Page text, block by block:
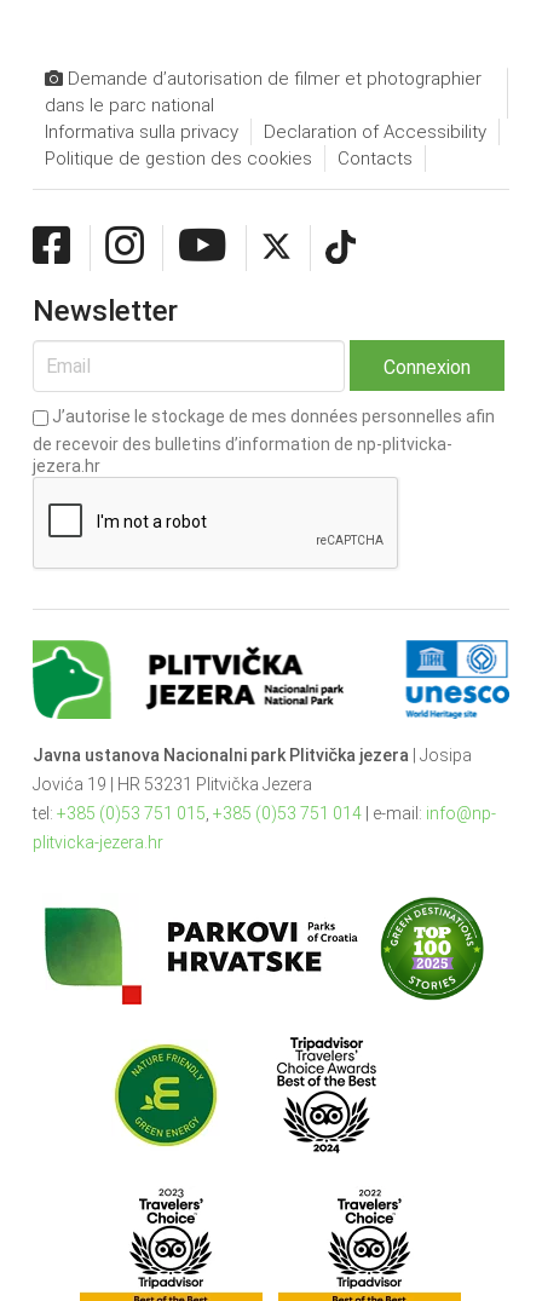
Demande d’autorisation de filmer et photographier
dans le parc national
Informativa sulla privacy
Declaration of Accessibility
Politique de gestion des cookies
Contacts
Newsletter
J’autorise le stockage de mes données personnelles afin
de recevoir des bulletins d’information de np-plitvicka-
jezera.hr
Javna ustanova Nacionalni park Plitvička jezera | Josipa
Jovića 19 | HR 53231 Plitvička Jezera
tel: +385 (0)53 751 015 +385 (0)53 751 014| e-mail: info@np-
plitvicka-jezera.hr